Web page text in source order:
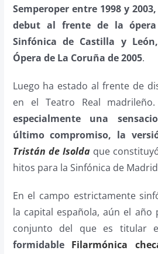
Semperoper entre 1998 y
debut al frente de la ópera
Sinfónica de Castilla y
Ópera de La Coruña de 2005.
Luego ha estado al frente de
en el Teatro Real
especialmente una
último compromiso, la
Tristán de Isoldaque
hitos para la Sinfónica de
En el campo estrictamente
la capital española, aún el año
conjunto del que es titular
formidable Filarmónica